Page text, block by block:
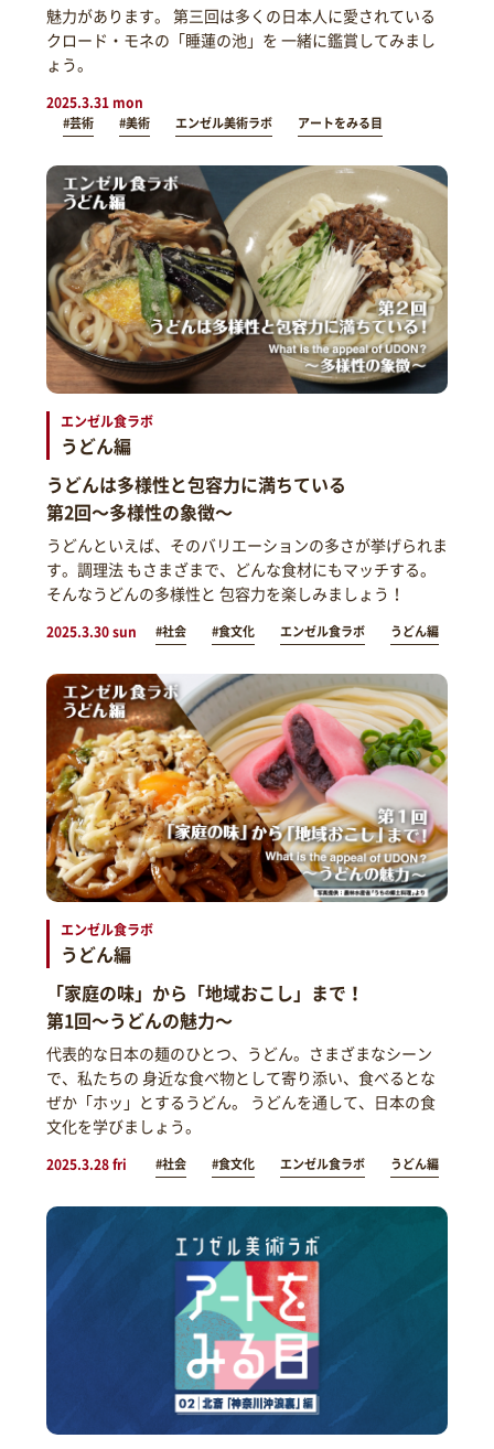
魅力があります。 第三回は多くの日本人に愛されている
クロード・モネの「睡蓮の池」を 一緒に鑑賞してみまし
ょう。
2025.3.31 mon
#芸術 #美術 エンゼル美術ラボ アートをみる目
エンゼル食ラボ
うどん編
うどんは多様性と包容力に満ちている
第2回～多様性の象徴～
うどんといえば、そのバリエーションの多さが挙げられま
す。調理法 もさまざまで、どんな食材にもマッチする。
そんなうどんの多様性と 包容力を楽しみましょう！
2025.3.30 sun #社会 #食文化 エンゼル食ラボ うどん編
エンゼル食ラボ
うどん編
「家庭の味」から「地域おこし」まで！
第1回～うどんの魅力～
代表的な日本の麺のひとつ、うどん。さまざまなシーン
で、私たちの 身近な食べ物として寄り添い、食べるとな
ぜか「ホッ」とするうどん。 うどんを通して、日本の食
文化を学びましょう。
2025.3.28 fri #社会 #食文化 エンゼル食ラボ うどん編